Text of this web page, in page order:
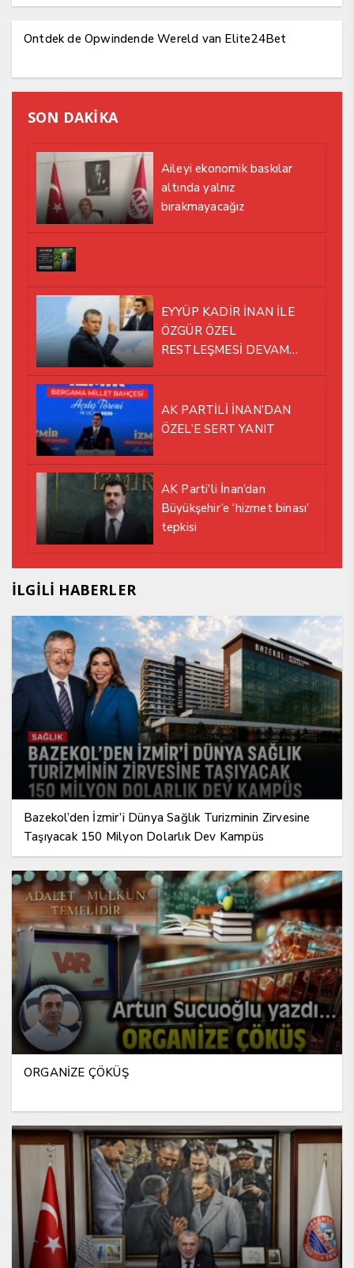
Ontdek de Opwindende Wereld van Elite24Bet
SON DAKİKA
Aileyi ekonomik baskılar
altında yalnız
bırakmayacağız
EYYÜP KADİR İNAN İLE
ÖZGÜR ÖZEL
RESTLEŞMESİ DEVAM
AK PARTİLİ İNAN’DAN
ÖZEL’E SERT YANIT
AK Parti’li İnan’dan
Büyükşehir’e ‘hizmet binası’
tepkisi
İLGİLİ HABERLER
Bazekol’den İzmir’i Dünya Sağlık Turizminin Zirvesine
Taşıyacak 150 Milyon Dolarlık Dev Kampüs
ORGANİZE ÇÖKÜŞ